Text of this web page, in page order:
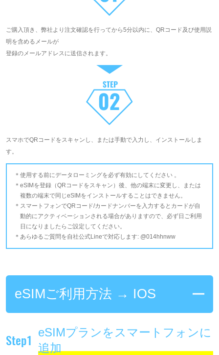
ご購入頂き、弊社より注文確認を行ってから5分以内に、QRコード及び使用説
明を含めるメールが
登録のメールアドレスに送信されます。
スマホでQRコードをスキャンし、または手動で入力し、インストールしま
す。
使用する前にデータローミングを必ず有効にしてください 。
eSIMを登録（QRコードをスキャン）後、他の端末に変更し、または
複数の端末で同じeSIMをインストールすることはできません。
スマートフォンでQRコード/カードナンバーを入力するとカードが自
動的にアクティベーションされる場合がありますので、必ず日ご利用
日になりましたらご設定してください。
あらゆるご質問を自社公式Lineで対応します: @014hhnww
eSIMご利用方法 → IOS
Step1
eSIMプランをスマートフォンに
追加